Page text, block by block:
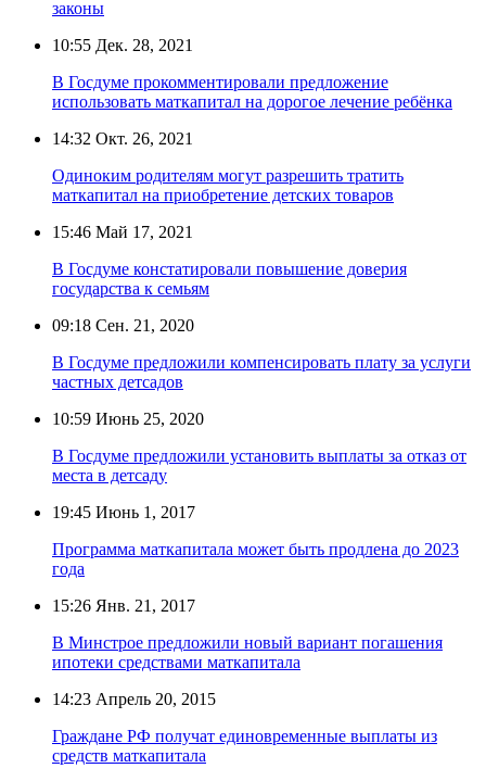
законы
10:55 Дек. 28, 2021
В Госдуме прокомментировали предложение
использовать маткапитал на дорогое лечение ребёнка
14:32 Окт. 26, 2021
Одиноким родителям могут разрешить тратить
маткапитал на приобретение детских товаров
15:46 Май 17, 2021
В Госдуме констатировали повышение доверия
государства к семьям
09:18 Сен. 21, 2020
В Госдуме предложили компенсировать плату за услуги
частных детсадов
10:59 Июнь 25, 2020
В Госдуме предложили установить выплаты за отказ от
места в детсаду
19:45 Июнь 1, 2017
Программа маткапитала может быть продлена до 2023
года
15:26 Янв. 21, 2017
В Минстрое предложили новый вариант погашения
ипотеки средствами маткапитала
14:23 Апрель 20, 2015
Граждане РФ получат единовременные выплаты из
средств маткапитала